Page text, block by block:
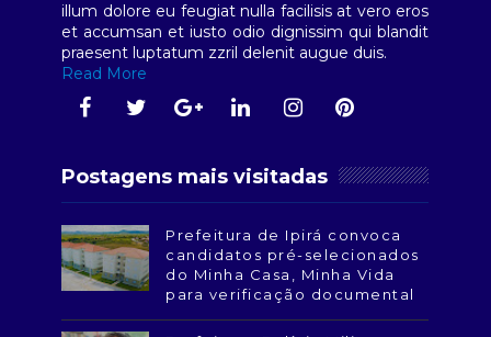
illum dolore eu feugiat nulla facilisis at vero eros
et accumsan et iusto odio dignissim qui blandit
praesent luptatum zzril delenit augue duis.
Read More
Postagens mais visitadas
Prefeitura de Ipirá convoca
candidatos pré-selecionados
do Minha Casa, Minha Vida
para verificação documental